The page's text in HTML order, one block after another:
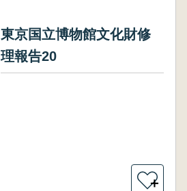
東京国立博物館文化財修
理報告20
＋